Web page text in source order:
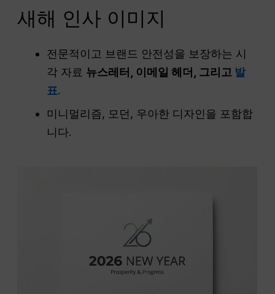
새해 인사 이미지
전문적이고 브랜드 안전성을 보장하는 시
각 자료 뉴스레터, 이메일 헤더, 그리고 발
표.
미니멀리즘, 모던, 우아한 디자인을 포함합
니다.